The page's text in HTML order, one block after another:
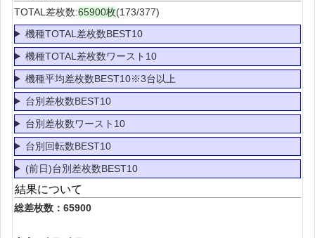
TOTAL差枚数:65900枚(173/377)
機種TOTAL差枚数BEST10
機種TOTAL差枚数ワースト10
機種平均差枚数BEST10※3台以上
台別差枚数BEST10
台別差枚数ワースト10
台別回転数BEST10
(前日)台別差枚数BEST10
結果について
総差枚数：65900